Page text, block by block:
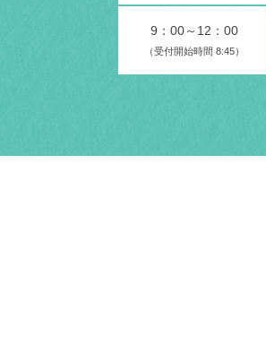
9：00～12：00
（受付開始時間 8:45）